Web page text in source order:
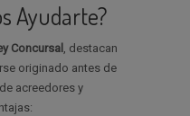
Ayudarte?
Concursal , destacan
originado antes de
acreedores y